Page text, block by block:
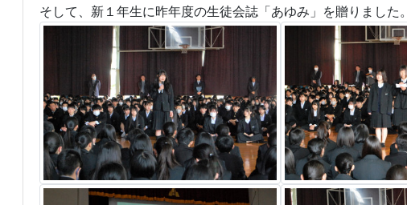
そして、新１年生に昨年度の生徒会誌「あゆみ」を贈りました。